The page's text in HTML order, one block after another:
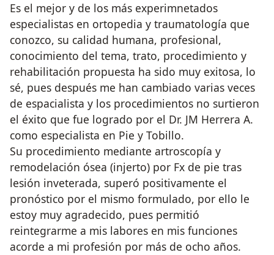
Es el mejor y de los más experimnetados
especialistas en ortopedia y traumatología que
conozco, su calidad humana, profesional,
conocimiento del tema, trato, procedimiento y
rehabilitación propuesta ha sido muy exitosa, lo
sé, pues después me han cambiado varias veces
de espacialista y los procedimientos no surtieron
el éxito que fue logrado por el Dr. JM Herrera A.
como especialista en Pie y Tobillo.
Su procedimiento mediante artroscopía y
remodelación ósea (injerto) por Fx de pie tras
lesión inveterada, superó positivamente el
pronóstico por el mismo formulado, por ello le
estoy muy agradecido, pues permitió
reintegrarme a mis labores en mis funciones
acorde a mi profesión por más de ocho años.